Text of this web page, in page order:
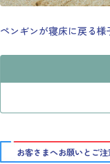
ペンギンが寝床に戻る様
お客さまへお願いとご